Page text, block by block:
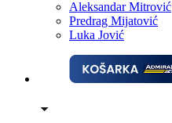
Aleksandar Mitrović
Predrag Mijatović
Luka Jović